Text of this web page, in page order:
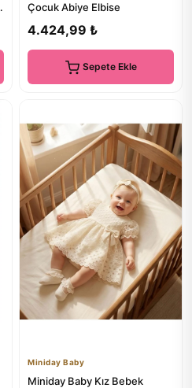
Çocuk Abiye Elbise
4.424,99 ₺
Sepete Ekle
Miniday Baby
Miniday Baby Kız Bebek